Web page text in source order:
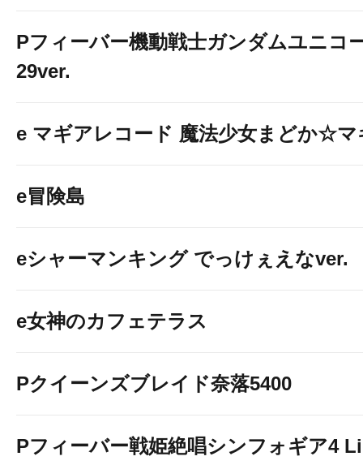
Pフィーバー機動戦士ガンダムユニコ
29ver.
e マギアレコード 魔法少女まどか☆マ
e冒険島
eシャーマンキング でっけぇえなver.
e女神のカフェテラス
Pクイーンズブレイド奈落5400
Pフィーバー戦姫絶唱シンフォギア4